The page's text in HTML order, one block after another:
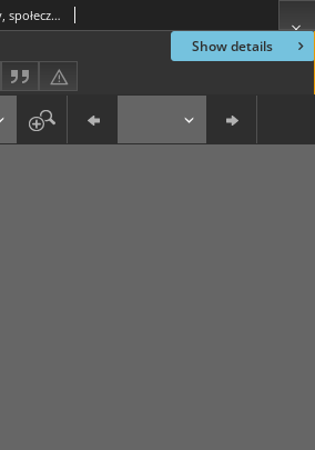
Show details
Prawda : tygodnik polityczny, społeczny i literacki, 1885, R. 5, nr 21